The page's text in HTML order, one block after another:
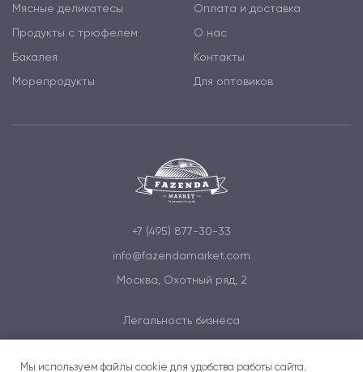
Мясные деликатесы
Продукты с трюфелем
Бакалея
Морепродукты
Оплата и доставка
О нас
Контакты
Для оптовиков
+7 (495) 877-30-33
info@fazendamarket.com
Москва, Охотный ряд, 2
Легальность бизнеса
Условия и соглашения
Мы используем файлы cookie для удобства работы сайта.